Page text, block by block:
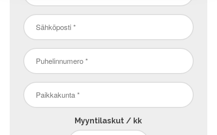
Sähköposti
*
Puhelinnumero
*
Paikkakunta
*
Myyntilaskut / kk